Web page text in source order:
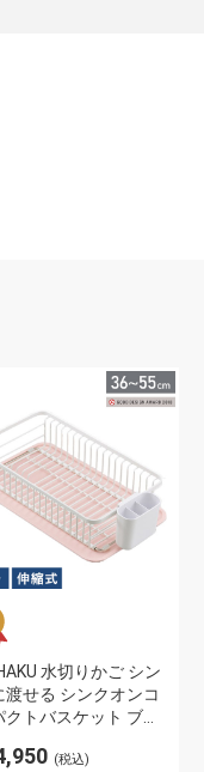
水切りかご シン
渡せる シンクオンコ
クトバスケット ブラ
りバスケット 水切り
(税込)